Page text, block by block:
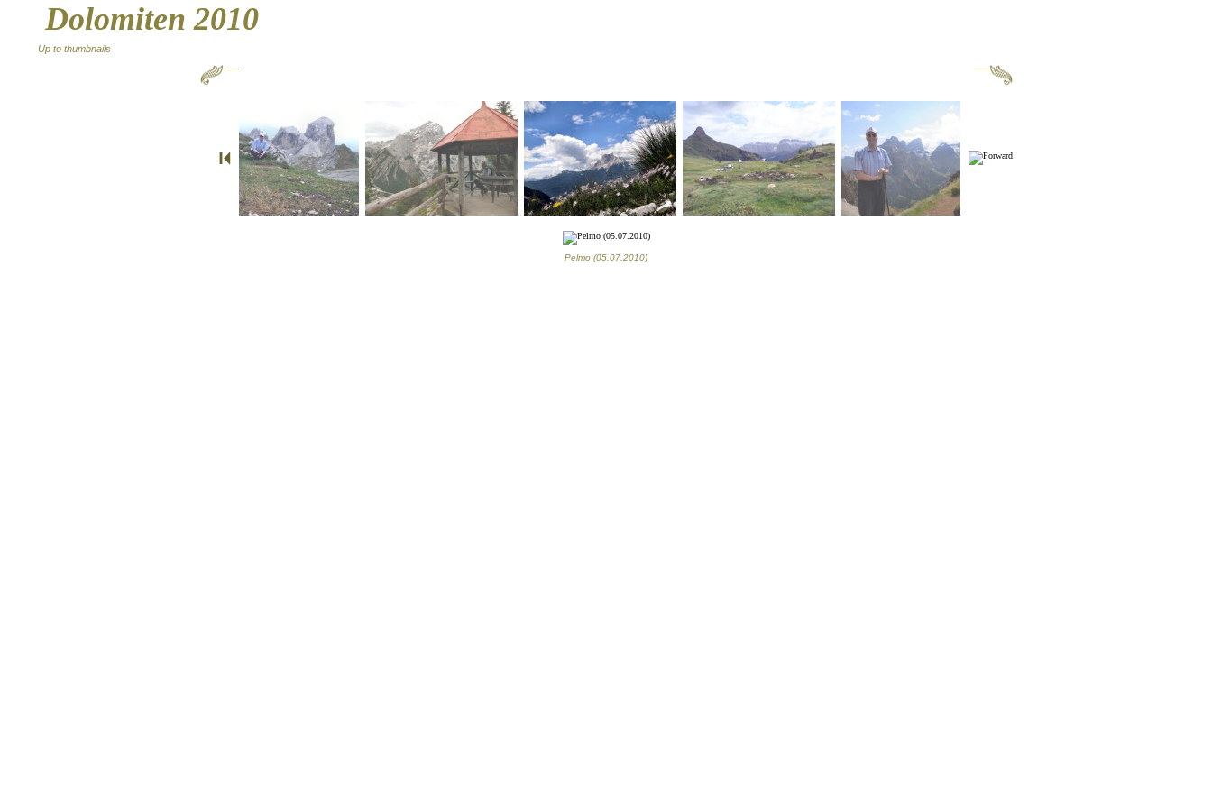
Dolomiten 2010
Up to thumbnails
Pelmo (05.07.2010)